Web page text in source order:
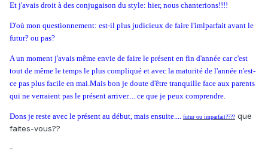
Et j'avais droit à des conjugaison du style: hier, nous chanterions!!!!
D'où mon questionnement: est-il plus judicieux de faire l'imlparfait avant le
futur? ou pas?
A un moment j'avais même envie de faire le présent en fin d'année car c'est
tout de même le temps le plus compliqué et avec la maturité de l'année n'est-
ce pas plus facile en mai.Mais bon je doute d'être tranquille face aux parents
qui ne verraient pas le présent arriver.... ce que je peux comprendre.
Dons je reste avec le présent au début, mais ensuite.... futur ou imparfait???? que
faites-vous??
-